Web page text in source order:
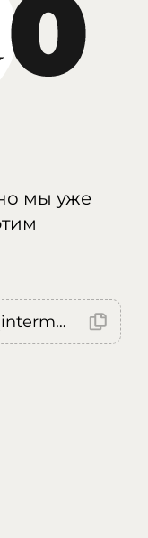
мы уже
Error: (intermediate value)(intermediate value)(intermediate value).replaceAll is not a function